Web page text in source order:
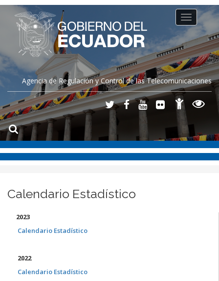
Agencia de Regulación y Control de las Telecomunicaciones
Toggle
navigation
Calendario Estadístico
2023
Calendario Estadístico
2022
Calendario Estadístico